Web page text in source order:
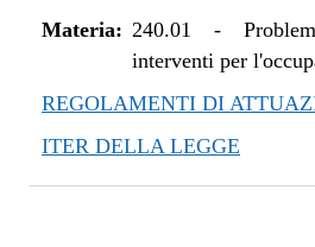
Materia: 240.01 -
interventi per
REGOLAMENTI DI
ITER DELLA LEGGE